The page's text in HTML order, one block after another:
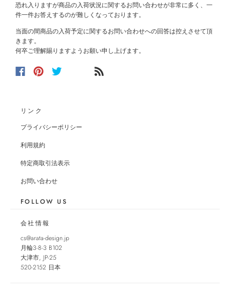
恐れ入りますが商品の入荷状況に関するお問い合わせが非常に多く、一
件一件お答えするのが難しくなっております。
当面の間商品の入荷予定に関するお問い合わせへの回答は控えさせて頂
きます。
何卒ご理解賜りますようお願い申し上げます。
リンク
プライバシーポリシー
利用規約
特定商取引法表示
お問い合わせ
FOLLOW US
会社情報
cs@arata-design.jp
月輪3-8-3 B102
大津市, JP-25
520-2152 日本